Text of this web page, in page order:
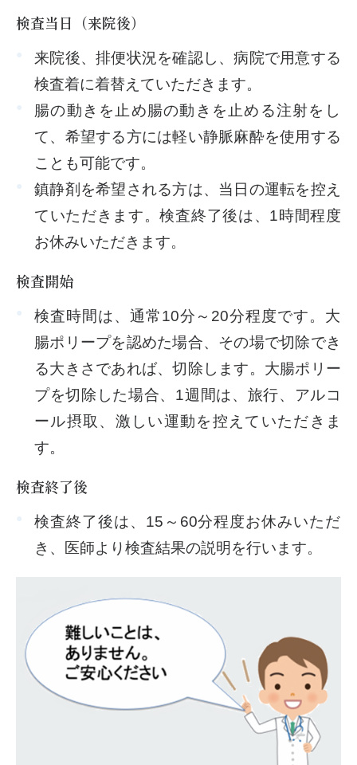
検査当日（来院後）
来院後、排便状況を確認し、病院で用意する
検査着に着替えていただきます。
腸の動きを止め腸の動きを止める注射をし
て、希望する方には軽い静脈麻酔を使用する
ことも可能です。
鎮静剤を希望される方は、当日の運転を控え
ていただきます。検査終了後は、1時間程度
お休みいただきます。
検査開始
検査時間は、通常10分～20分程度です。大
腸ポリープを認めた場合、その場で切除でき
る大きさであれば、切除します。大腸ポリー
プを切除した場合、1週間は、旅行、アルコ
ール摂取、激しい運動を控えていただきま
す。
検査終了後
検査終了後は、15～60分程度お休みいただ
き、医師より検査結果の説明を行います。